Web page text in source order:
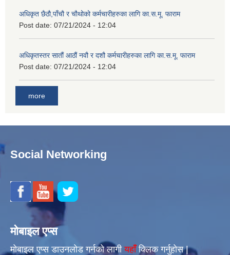
अधिकृत छैठौ,पाँचौ र चौथोको कर्मचारीहरुका लागि का.स.मू. फाराम
Post date: 07/21/2024 - 12:04
अधिकृतस्तर सातौं आठौं नवौ र दशौ कर्मचारीहरुका लागि का.स.मू. फाराम
Post date: 07/21/2024 - 12:04
more
Social Networking
मोबाइल एप्स
मोबाइल एप्स डाउनलोड गर्नको लागीयहाँँक्लिक गर्नुहोस |